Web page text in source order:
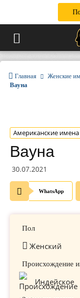
Главная Женские
Вауна
Американские
Вауна
30.07.2021
WhatsApp
Пол
Женский
Происхождение
Индейское